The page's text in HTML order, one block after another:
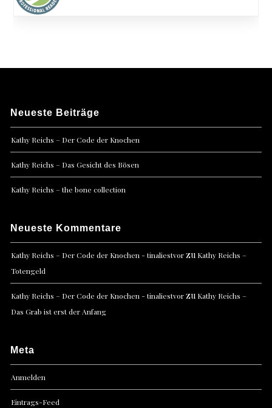
Neueste Beiträge
Kathy Reichs – Der Code der Knochen
Kathy Reichs – Das Gesicht des Bösen
Kathy Reichs – the bone collection
Neueste Kommentare
Kathy Reichs – Der Code der Knochen - tinaliestvorzu Kathy Reichs –
Totengeld
Kathy Reichs – Der Code der Knochen - tinaliestvorzu Kathy Reichs –
Das Grab ist erst der Anfang
Meta
Anmelden
Eintrags-Feed